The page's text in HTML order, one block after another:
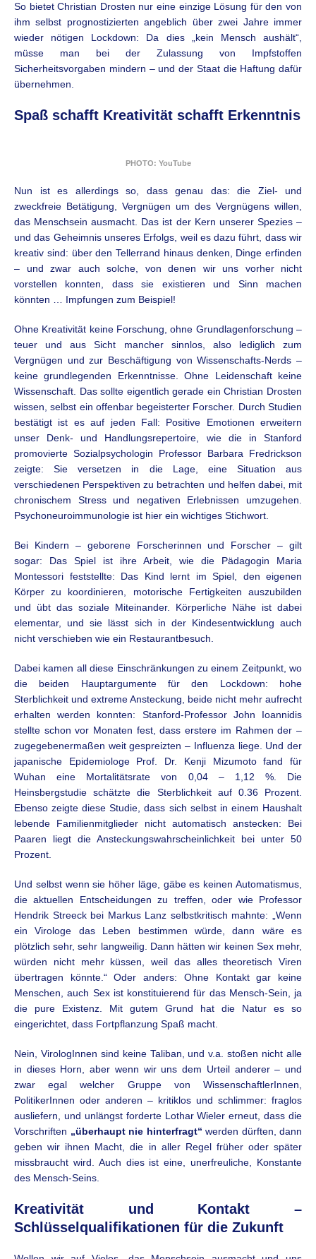
So bietet Christian Drosten nur eine einzige Lösung für den von
ihm selbst prognostizierten angeblich über zwei Jahre immer
wieder nötigen Lockdown: Da dies „kein Mensch aushält“,
müsse man bei der Zulassung von Impfstoffen
Sicherheitsvorgaben mindern – und der Staat die Haftung dafür
übernehmen.
Spaß schafft Kreativität schafft Erkenntnis
PHOTO: YouTube
Nun ist es allerdings so, dass genau das: die Ziel- und
zweckfreie Betätigung, Vergnügen um des Vergnügens willen,
das Menschsein ausmacht. Das ist der Kern unserer Spezies –
und das Geheimnis unseres Erfolgs, weil es dazu führt, dass wir
kreativ sind: über den Tellerrand hinaus denken, Dinge erfinden
– und zwar auch solche, von denen wir uns vorher nicht
vorstellen konnten, dass sie existieren und Sinn machen
könnten … Impfungen zum Beispiel!
Ohne Kreativität keine Forschung, ohne Grundlagenforschung –
teuer und aus Sicht mancher sinnlos, also lediglich zum
Vergnügen und zur Beschäftigung von Wissenschafts-Nerds –
keine grundlegenden Erkenntnisse. Ohne Leidenschaft keine
Wissenschaft. Das sollte eigentlich gerade ein Christian Drosten
wissen, selbst ein offenbar begeisterter Forscher. Durch Studien
bestätigt ist es auf jeden Fall: Positive Emotionen erweitern
unser Denk- und Handlungsrepertoire, wie die in Stanford
promovierte Sozialpsychologin Professor Barbara Fredrickson
zeigte: Sie versetzen in die Lage, eine Situation aus
verschiedenen Perspektiven zu betrachten und helfen dabei, mit
chronischem Stress und negativen Erlebnissen umzugehen.
Psychoneuroimmunologie ist hier ein wichtiges Stichwort.
Bei Kindern – geborene Forscherinnen und Forscher – gilt
sogar: Das Spiel ist ihre Arbeit, wie die Pädagogin Maria
Montessori feststellte: Das Kind lernt im Spiel, den eigenen
Körper zu koordinieren, motorische Fertigkeiten auszubilden
und übt das soziale Miteinander. Körperliche Nähe ist dabei
elementar, und sie lässt sich in der Kindesentwicklung auch
nicht verschieben wie ein Restaurantbesuch.
Dabei kamen all diese Einschränkungen zu einem Zeitpunkt, wo
die beiden Hauptargumente für den Lockdown: hohe
Sterblichkeit und extreme Ansteckung, beide nicht mehr aufrecht
erhalten werden konnten: Stanford-Professor John Ioannidis
stellte schon vor Monaten fest, dass erstere im Rahmen der –
zugegebenermaßen weit gespreizten – Influenza liege. Und der
japanische Epidemiologe Prof. Dr. Kenji Mizumoto fand für
Wuhan eine Mortalitätsrate von 0,04 – 1,12 %. Die
Heinsbergstudie schätzte die Sterblichkeit auf 0.36 Prozent.
Ebenso zeigte diese Studie, dass sich selbst in einem Haushalt
lebende Familienmitglieder nicht automatisch anstecken: Bei
Paaren liegt die Ansteckungswahrscheinlichkeit bei unter 50
Prozent.
Und selbst wenn sie höher läge, gäbe es keinen Automatismus,
die aktuellen Entscheidungen zu treffen, oder wie Professor
Hendrik Streeck bei Markus Lanz selbstkritisch mahnte: „Wenn
ein Virologe das Leben bestimmen würde, dann wäre es
plötzlich sehr, sehr langweilig. Dann hätten wir keinen Sex mehr,
würden nicht mehr küssen, weil das alles theoretisch Viren
übertragen könnte.“ Oder anders: Ohne Kontakt gar keine
Menschen, auch Sex ist konstituierend für das Mensch-Sein, ja
die pure Existenz. Mit gutem Grund hat die Natur es so
eingerichtet, dass Fortpflanzung Spaß macht.
Nein, VirologInnen sind keine Taliban, und v.a. stoßen nicht alle
in dieses Horn, aber wenn wir uns dem Urteil anderer – und
zwar egal welcher Gruppe von WissenschaftlerInnen,
PolitikerInnen oder anderen – kritiklos und schlimmer: fraglos
ausliefern, und unlängst forderte Lothar Wieler erneut, dass die
Vorschriften „überhaupt nie hinterfragt“ werden dürften, dann
geben wir ihnen Macht, die in aller Regel früher oder später
missbraucht wird. Auch dies ist eine, unerfreuliche, Konstante
des Mensch-Seins.
Kreativität und Kontakt –
Schlüsselqualifikationen für die Zukunft